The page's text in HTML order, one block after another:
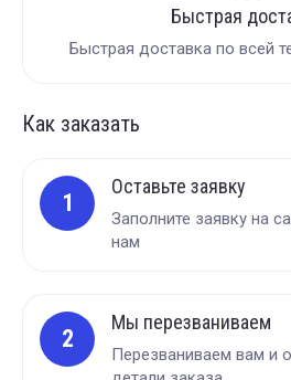
Быстрая
Быстрая доставка по всей
Как заказать
1
Оставьте заявку
Заполните заявку на
нам
2
Мы перезваниваем
Перезваниваем вам и